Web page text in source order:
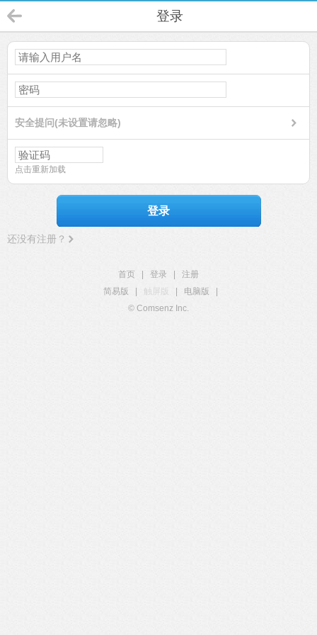
登录
安全提问(未设置请忽略)
点击重新加载
登录
还没有注册？
首页 登录
注册
简易版
触屏版 电脑版
© Comsenz Inc.